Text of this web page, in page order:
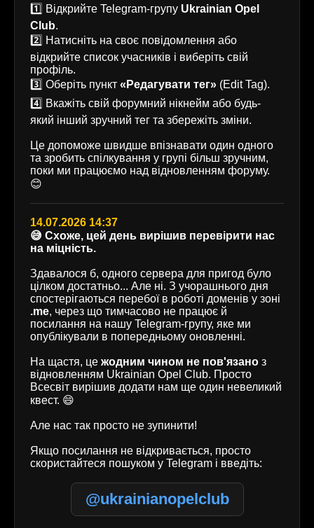
1️⃣ Відкрийте Telegram-групу Ukrainian Opel
Club.
2️⃣ Натисніть на своє повідомлення або
відкрийте список учасників і виберіть свій
профіль.
3️⃣ Оберіть пункт «Редагувати тег» (Edit Tag).
4️⃣ Вкажіть свій форумний нікнейм або будь-
який інший зручний тег та збережіть зміни.
Це допоможе швидше впізнавати один одного
та зробить спілкування у групі більш зручним,
поки ми працюємо над відновленням форуму.
😊
14.07.2026 14:37
😅 Схоже, цей день вирішив перевірити нас
на міцність.
Здавалося б, одного сервера для пригод було
цілком достатньо... Але ні. З учорашнього дня
спостерігаються перебої в роботі доменів у зоні
.me, через що тимчасово не працює й
посилання на нашу Telegram-групу, яке ми
опублікували в попередньому оновленні.
На щастя, це жодним чином не пов'язано з
відновленням Ukrainian Opel Club. Просто
Всесвіт вирішив додати нам ще один невеликий
квест. 😄
Але нас так просто не зупинити!
Якщо посилання не відкривається, просто
скористайтеся пошуком у Telegram і введіть:
@ukrainianopelclub